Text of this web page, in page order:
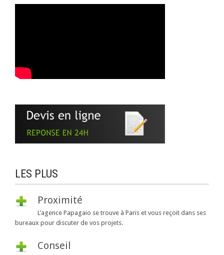
LES PLUS
Proximité
L’agence Papagaio se trouve à Paris et vous reçoit dans ses
bureaux pour discuter de vos projets.
Conseil